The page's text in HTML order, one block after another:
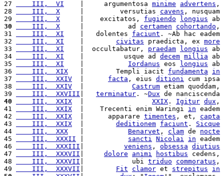
27
    III,  VI
    |     argumentosa
minime advertens ,
28
    III,  X
     |         versutias
cavens , nusquam
29
    III,  X
     |    excitatos,
fugiendo longius ab
30
    III,  X
     |           ad
certamen cohortando ,
31
    III,  XI
    |   dolentes
faciunt . ~Ab hac eadem
32
    III,  XI
civitas praedicta, ex more
33
    III,  XI
    |  occultabatur,
praedam longius ab
34
    III,  XI
    |          usque ad
decem millia ab
35
    III,  XI
Iordanus eos longius ab
36
    III,  XIX
   |        Templi iacit
fundamenta
in
37
    III,  XXIV
facta , eius ditioni cum ipsa
38
    III,  XXIV
Castrum etiam quoddam,
39
    III,  XXVIII
terminatur . ~Dux de nanciscenda
40
    III,  XXIX
XXIX . Igitur dux ,
41
    III,  XXIX
  |    Trecenti enim Waringi
in eadem
42
    III,  XXIX
  |      apparare
timentes , et, capta
43
    III,  XXIX
deditionem faciunt . Sicque
44
    III,  XXX
Benarvet , clam de nocte
45
    III,  XXXII
sancti Nicolai in eadem
46
    III,  XXXIII
veniens , obsessa diutius
47
    III,  XXXVII
dolore animi hostibus cedens,
48
    III,  XXXVII
|            ubi triduo commoratus ,
49
    III,  XXXVII
Fit clamor et strepitus
in